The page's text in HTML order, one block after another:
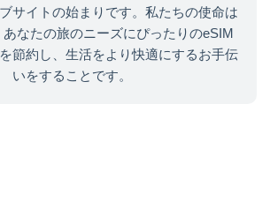
サイトの始まりです。私たちの使命は
なたの旅のニーズにぴったりのeSIM
節約し、生活をより快適にするお手伝
いをすることです。